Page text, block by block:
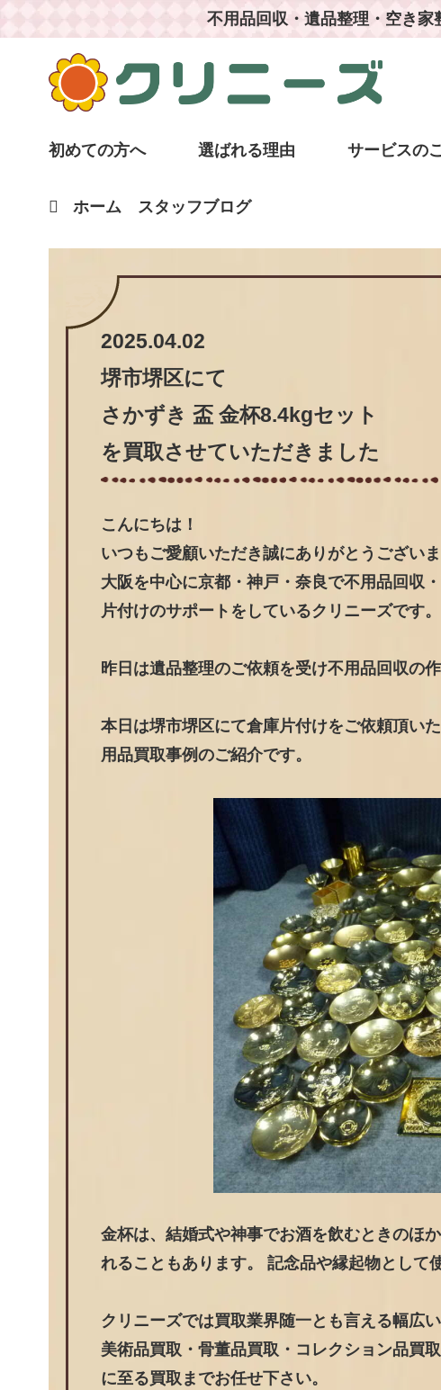
不用品回収・遺品整理・空き家
初めての方へ 選ばれる理由 サービスの
ホーム スタッフブログ
2025.04.02
堺市堺区にて
さかずき 盃 金杯8.4kgセット
を買取させていただきました
こんにちは！
いつもご愛顧いただき誠にありがとうございま
大阪を中心に京都・神戸・奈良で不用品回収
片付けのサポートをしているクリニーズです。
昨日は遺品整理のご依頼を受け不用品回収の
本日は堺市堺区にて倉庫片付けをご依頼頂い
用品買取事例のご紹介です。
金杯は、結婚式や神事でお酒を飲むときのほ
れることもあります。 記念品や縁起物として
クリニーズでは買取業界随一とも言える幅広
美術品買取・骨董品買取・コレクション品買
に至る買取までお任せ下さい。